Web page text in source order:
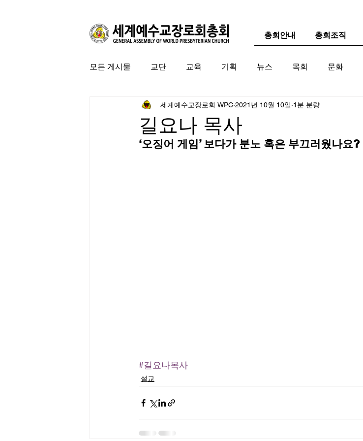
총회안내 총회조직
모든 게시물 교단 교육 기획 뉴스 목회 문화
특집 미국 교계 한국 교계 교단역사
길요나 목사
세계예수교장로회 WPC 2021년 10월 10일 1분 분량
‘오징어 게임’ 보다가 분노 혹은 부끄러웠나요?
#길요나목사
설교